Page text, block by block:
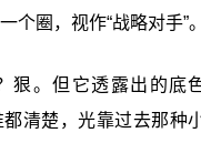
个圈，视作“战略对手”。
狠。但它透露出的底
清楚，光靠过去那种